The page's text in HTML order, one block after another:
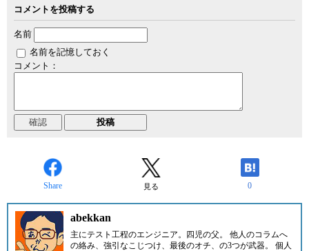
コメントを投稿する
名前
名前を記憶しておく
コメント：
Share 見る 0
abekkan
主にテスト工程のエンジニア。四児の父。 他人のコラムへ
の絡み、強引なこじつけ、最後のオチ、の3つが武器。 個人